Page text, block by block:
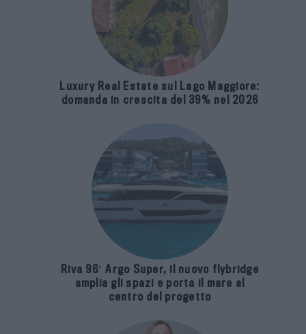
Luxury Real Estate sul Lago Maggiore:
domanda in crescita del 39% nel 2026
Riva 96′ Argo Super, il nuovo flybridge
amplia gli spazi e porta il mare al
centro del progetto